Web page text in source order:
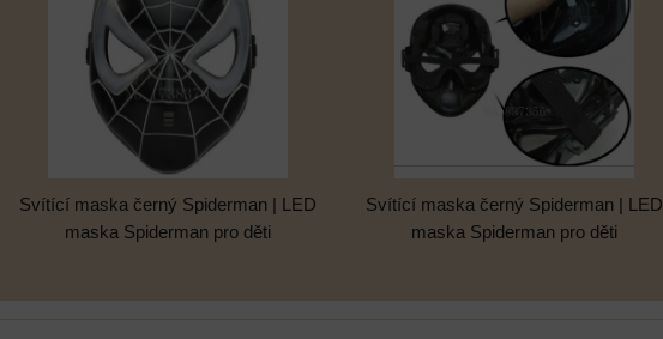
Svítící maska černý Spiderman | LED
maska Spiderman pro děti
Svítící maska černý Spiderman | LED
maska Spiderman pro děti